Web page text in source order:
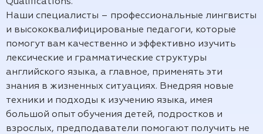
Наши специалисты – профессиональные лингвисты
и высококвалифицированые педагоги, которые
помогут вам качественно и эффективно изучить
лексические и грамматические структуры
английского языка, а главное, применять эти
знания в жизненных ситуациях. Внедряя новые
техники и подходы к изучению языка, имея
большой опыт обучения детей, подростков и
взрослых, предподаватели помогают получить не